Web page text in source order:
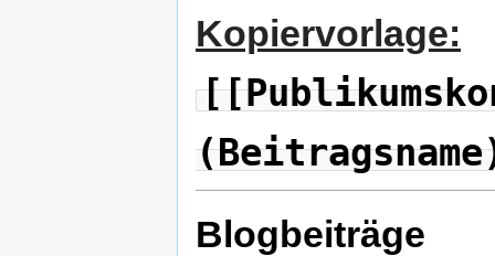
Kopiervorlage:
Blogbeiträge